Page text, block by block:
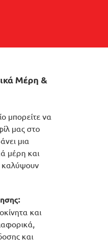
Μέρη &
μπορείτε να
μας στο
μια
μέρη και
καλύψουν
και
και